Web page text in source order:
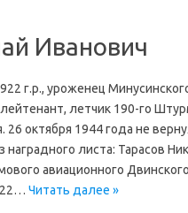
Иванович
г.р., уроженец
летчик 190-го
октября 1944 года не
наградного листа: Тарасов
авиационного
Читать далее »